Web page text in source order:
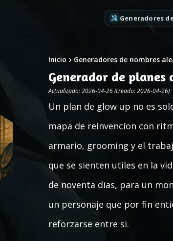
Generadores
Inicio Generadores de nombres
Generador de planes
Actualizado: 2026-04-26 (creado: 2026-04-26)
Un plan de glow up no es
mapa de reinvencion con
armario, grooming y el
que se sienten utiles en la
de noventa dias, para un
un personaje que por fin
reforzarse entre si.